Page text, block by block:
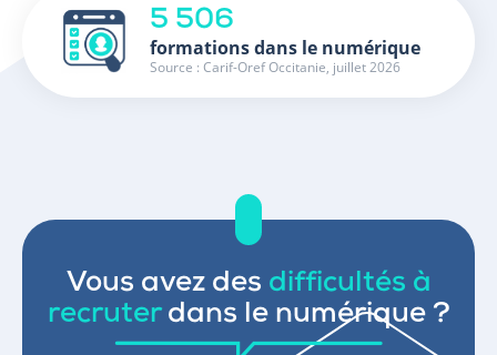
5 506
formations dans le numérique
Source : Carif-Oref Occitanie, juillet 2026
Vous avez des difficultés à
recruterdans le numérique ?